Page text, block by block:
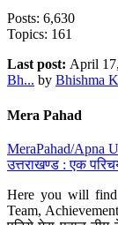
Posts: 6,630
Topics: 161
Last post: April
Bh... by Bhishma
Mera Pahad
MeraPahad/Apna
उत्तराखण्ड : एक
Here you will find
Team,